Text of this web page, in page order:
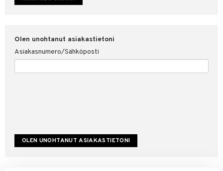
Olen unohtanut asiakastietoni
Asiakasnumero/Sähköposti